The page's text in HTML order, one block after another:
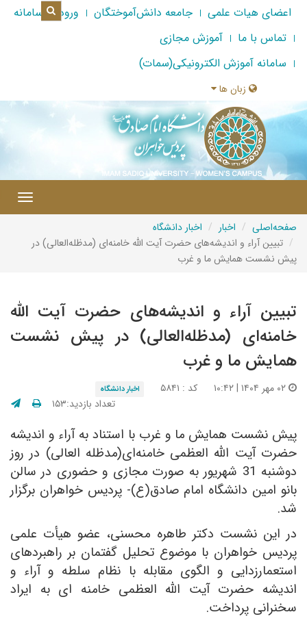
اعضای هیات علمی جامعه دانش‌آموختگان
ورود به سامانه
تماس با ما
آموزش مجازی
سامانه آموزش الکترونیکی(سمات)
زبان ها
صفحه‌اصلی اخبار
اخبار دانشگاه
تبیین آراء و اندیشه‌های حضرت آیت الله خامنه‌ای (مدظله‌العالی) در
پیش نشست همایش ما و غرب
تبیین آراء و اندیشه‌های حضرت آیت الله
خامنه‌ای (مدظله‌العالی) در پیش نشست
همایش ما و غرب
کد : ۵۸۴۱ اخبار دانشگاه
تعداد بازدید:۱۵۳
پیش نشست همایش ما و غرب با استناد به آراء و اندیشه
حضرت آیت الله العظمی خامنه‌ای(مدظله العالی) در روز
دوشنبه 31 شهریور به صورت مجازی و حضوری در سالن
بانو امین دانشگاه امام صادق(ع)- پردیس خواهران برگزار
شد.
در این نشست دکتر طاهره محسنی، عضو هیأت علمی
پردیس خواهران با موضوع تحلیل گفتمان بر راهبردهای
استعمارزدایی و الگوی مقابله با نظام سلطه و آراء و
اندیشه حضرت آیت الله العظمی خامنه ای به ایراد
سخنرانی پرداخت.